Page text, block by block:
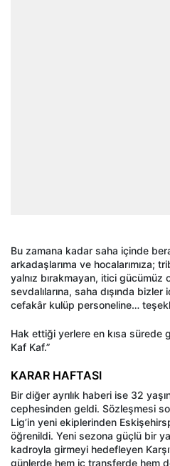
Bu zamana kadar saha içinde
arkadaşlarıma ve hocalarımıza;
yalnız bırakmayan, itici gücümüz
sevdalılarına, saha dışında
cefakâr kulüp personeline…
Hak ettiği yerlere en kısa sürede
Kaf Kaf.”
KARAR HAFTASI
Bir diğer ayrılık haberi ise 32
cephesinden geldi. Sözleşmesi
Lig’in yeni ekiplerinden
öğrenildi. Yeni sezona güçlü bir
kadroyla girmeyi hedefleyen
günlerde hem iç transferde hem